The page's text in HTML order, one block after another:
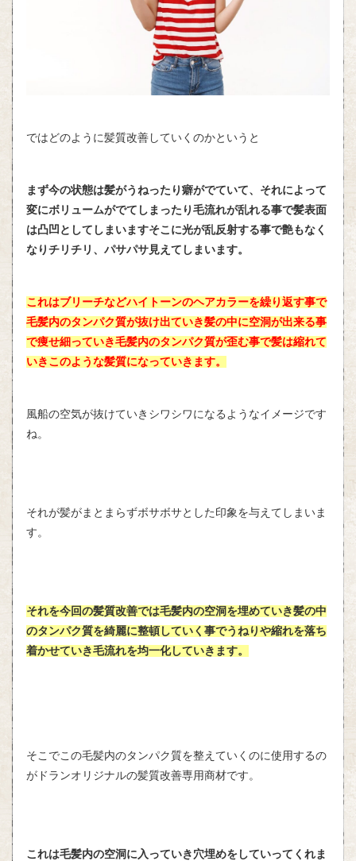
ではどのように髪質改善していくのかというと
まず今の状態は髪がうねったり癖がでていて、それによって
変にボリュームがでてしまったり毛流れが乱れる事で髪表面
は凸凹としてしまいますそこに光が乱反射する事で艶もなく
なりチリチリ、パサパサ見えてしまいます。
これはブリーチなどハイトーンのヘアカラーを繰り返す事で
毛髪内のタンパク質が抜け出ていき髪の中に空洞が出来る事
で痩せ細っていき毛髪内のタンパク質が歪む事で髪は縮れて
いきこのような髪質になっていきます。
風船の空気が抜けていきシワシワになるようなイメージです
ね。
それが髪がまとまらずボサボサとした印象を与えてしまいま
す。
それを今回の髪質改善では毛髪内の空洞を埋めていき髪の中
のタンパク質を綺麗に整頓していく事でうねりや縮れを落ち
着かせていき毛流れを均一化していきます。
そこでこの毛髪内のタンパク質を整えていくのに使用するの
がドランオリジナルの髪質改善専用商材です。
これは毛髪内の空洞に入っていき穴埋めをしていってくれま